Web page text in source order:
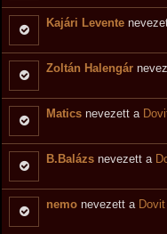
Kajári Levente
Zoltán Halengár
Matics nevezett a
B.Balázs nevezett a
nemo nevezett a